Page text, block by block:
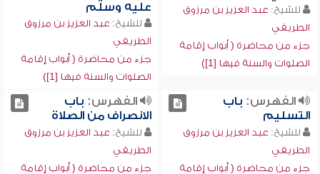
للشيخ: عبد العزيز بن مرزوق
الطريفي
جزء من محاضرة ( أبواب إقامة
الصلوات والسنة فيها [1])
عليه وسلم
للشيخ: عبد العزيز بن مرزوق
الطريفي
جزء من محاضرة ( أبواب إقامة
الصلوات والسنة فيها [1])
الفهرس: باب
التسليم
للشيخ: عبد العزيز بن مرزوق
الطريفي
جزء من محاضرة ( أبواب إقامة
الفهرس: باب
الانصراف من الصلاة
للشيخ: عبد العزيز بن مرزوق
الطريفي
جزء من محاضرة ( أبواب إقامة